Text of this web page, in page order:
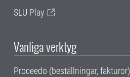
SLU Play
Vanliga verktyg
Proceedo (beställningar, fakturor)